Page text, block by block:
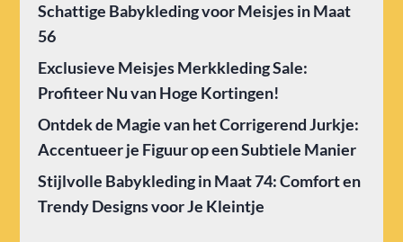
Schattige Babykleding voor Meisjes in Maat
56
Exclusieve Meisjes Merkkleding Sale:
Profiteer Nu van Hoge Kortingen!
Ontdek de Magie van het Corrigerend Jurkje:
Accentueer je Figuur op een Subtiele Manier
Stijlvolle Babykleding in Maat 74: Comfort en
Trendy Designs voor Je Kleintje